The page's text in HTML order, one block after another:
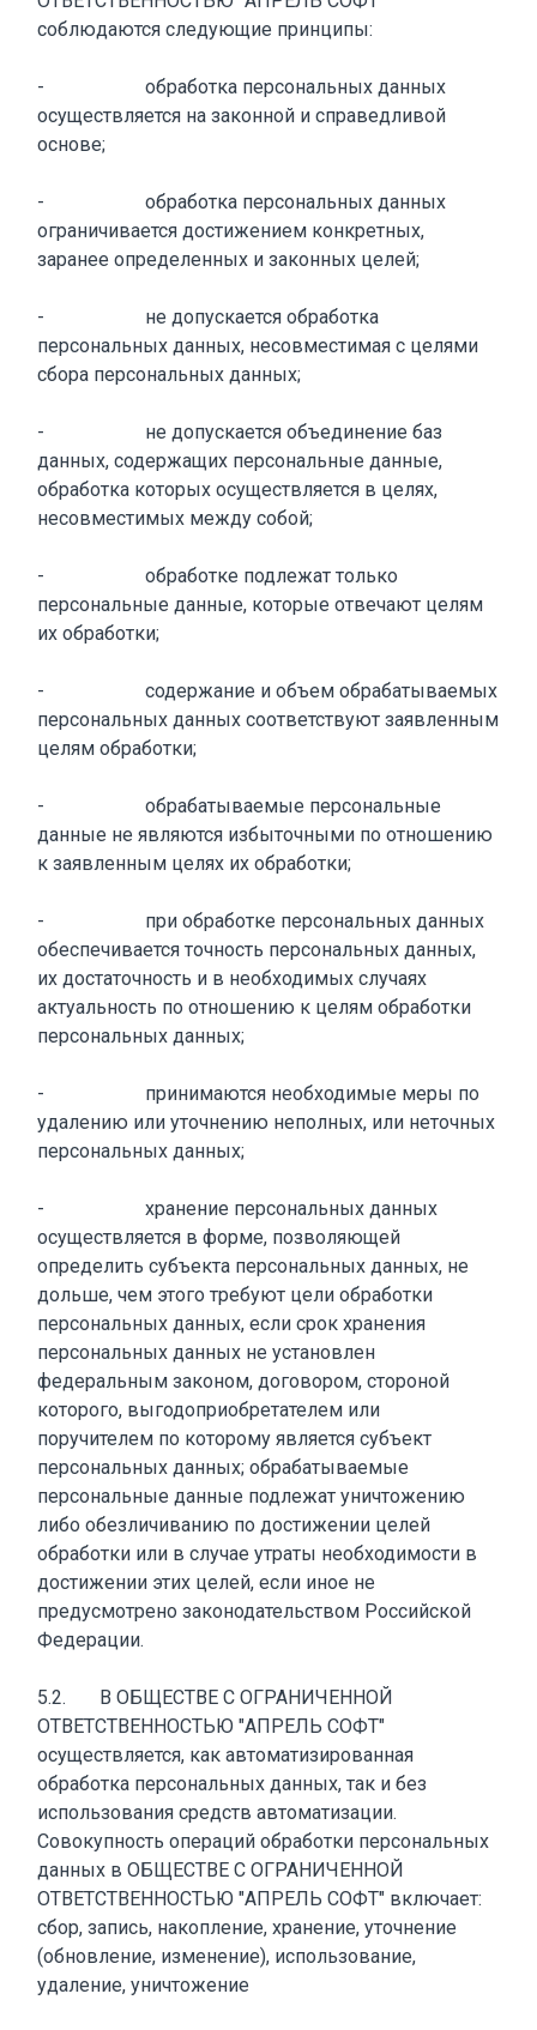
соблюдаются следующие принципы:
- обработка персональных данных
осуществляется на законной и справедливой
основе;
- обработка персональных данных
ограничивается достижением конкретных,
заранее определенных и законных целей;
- не допускается обработка
персональных данных, несовместимая с целями
сбора персональных данных;
- не допускается объединение баз
данных, содержащих персональные данные,
обработка которых осуществляется в целях,
несовместимых между собой;
- обработке подлежат только
персональные данные, которые отвечают целям
их обработки;
- содержание и объем обрабатываемых
персональных данных соответствуют заявленным
целям обработки;
- обрабатываемые персональные
данные не являются избыточными по отношению
к заявленным целях их обработки;
- при обработке персональных данных
обеспечивается точность персональных данных,
их достаточность и в необходимых случаях
актуальность по отношению к целям обработки
персональных данных;
- принимаются необходимые меры по
удалению или уточнению неполных, или неточных
персональных данных;
- хранение персональных данных
осуществляется в форме, позволяющей
определить субъекта персональных данных, не
дольше, чем этого требуют цели обработки
персональных данных, если срок хранения
персональных данных не установлен
федеральным законом, договором, стороной
которого, выгодоприобретателем или
поручителем по которому является субъект
персональных данных; обрабатываемые
персональные данные подлежат уничтожению
либо обезличиванию по достижении целей
обработки или в случае утраты необходимости в
достижении этих целей, если иное не
предусмотрено законодательством Российской
Федерации.
5.2. В ОБЩЕСТВЕ С ОГРАНИЧЕННОЙ
ОТВЕТСТВЕННОСТЬЮ "АПРЕЛЬ СОФТ"
осуществляется, как автоматизированная
обработка персональных данных, так и без
использования средств автоматизации.
Совокупность операций обработки персональных
данных в ОБЩЕСТВЕ С ОГРАНИЧЕННОЙ
ОТВЕТСТВЕННОСТЬЮ "АПРЕЛЬ СОФТ" включает:
сбор, запись, накопление, хранение, уточнение
(обновление, изменение), использование,
удаление, уничтожение